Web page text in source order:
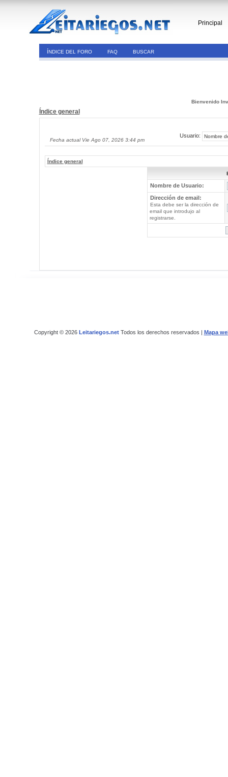
Principal
ÍNDICE DEL FORO FAQ BUSCAR
Bienvenido
Índice general
Fecha actual Vie Ago 07, 2026 3:44 pm
Usuario:
Índice general
Nombre de Usuario:
Dirección de email:
Esta debe ser la dirección de
email que introdujo al
registrarse.
Copyright © 2026 Leitariegos.netTodos los derechos reservados | Mapa